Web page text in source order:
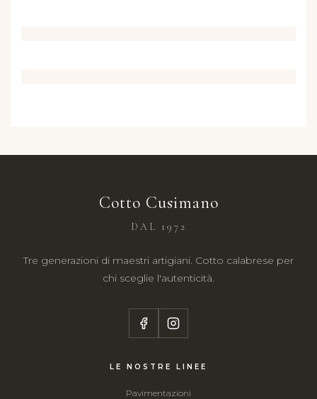
Cotto Cusimano
DAL 1972
Tre generazioni di maestri artigiani. Cotto calabrese per
chi sceglie l'autenticità.
LE NOSTRE LINEE
Pavimentazioni